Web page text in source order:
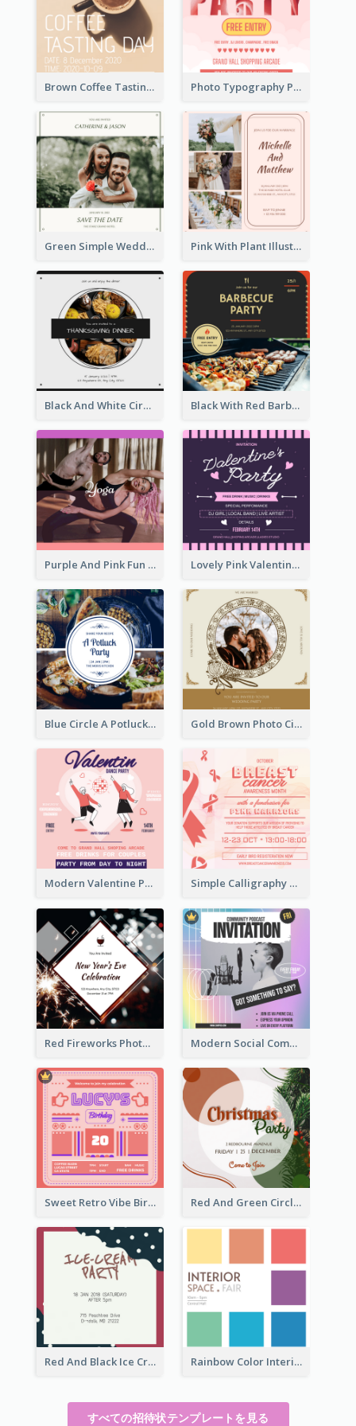
Brown Coffee Tasting Day In December Invitation Photo Typography Party Invitation Design Templates
Green Simple Wedding Photo Wedding Invitation Pink With Plant Illustration Wedding Party Invitation
Black And White Circle Photo Thanksgiving Dinner Invitation Black With Red Barbecue Housewarming Invitation
Purple And Pink Fun Yoga Joining Invitation Lovely Pink Valentine Celebration Invitation Design Ideas
Blue Circle A Potluck Party Invitation Gold Brown Photo Circle Wedding Invitation
Modern Valentine Party Pink Invitation Design Templates Simple Calligraphy Carol Fundraiser Invitation Design Ideas
Red Fireworks Photo New Year Eve Celebration Invitation Modern Social Community Club Invitation Design Ideas
Sweet Retro Vibe Birthday Party Invitation Ideas Red And Green Circle Christmas Invitation
Red And Black Ice Cream Party Invitation Rainbow Color Interior Space Fair Invitation
すべての招待状テンプレートを見る